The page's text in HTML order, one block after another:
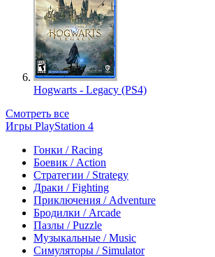
Hogwarts - Legacy (PS4)
Смотреть все
Игры PlayStation 4
Гонки / Racing
Боевик / Action
Стратегии / Strategy
Драки / Fighting
Приключения / Adventure
Бродилки / Arcade
Пазлы / Puzzle
Музыкальные / Music
Симуляторы / Simulator